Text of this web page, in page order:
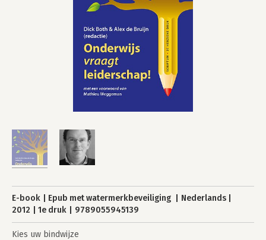
E-book Epub met watermerkbeveiliging
Nederlands
2012
1e druk 9789055945139
Kies uw bindwijze